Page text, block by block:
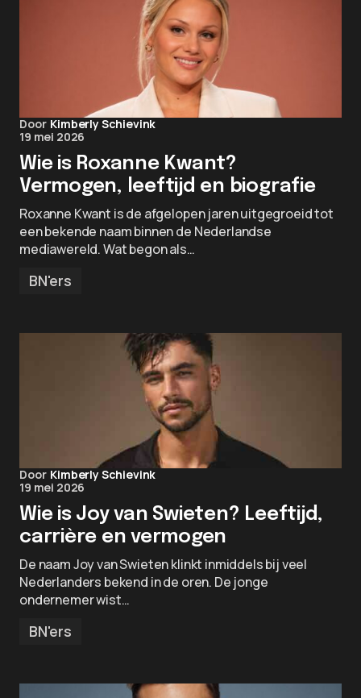
Door Kimberly Schievink
19 mei 2026
Wie is Roxanne Kwant?
Vermogen, leeftijd en biografie
Roxanne Kwant is de afgelopen jaren uitgegroeid tot
een bekende naam binnen de Nederlandse
mediawereld. Wat begon als…
BN'ers
Door Kimberly Schievink
19 mei 2026
Wie is Joy van Swieten? Leeftijd,
carrière en vermogen
De naam Joy van Swieten klinkt inmiddels bij veel
Nederlanders bekend in de oren. De jonge
ondernemer wist…
BN'ers